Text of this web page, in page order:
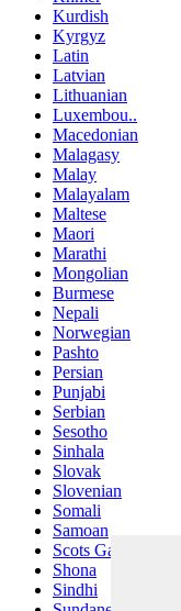
Kurdish
Kyrgyz
Latin
Latvian
Lithuanian
Luxembou..
Macedonian
Malagasy
Malay
Malayalam
Maltese
Maori
Marathi
Mongolian
Burmese
Nepali
Norwegian
Pashto
Persian
Punjabi
Serbian
Sesotho
Sinhala
Slovak
Slovenian
Somali
Samoan
Scots Gaelic
Shona
Sindhi